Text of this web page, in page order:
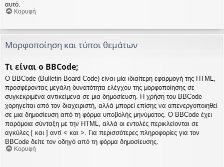
αυτό.
Κορυφή
Μορφοποίηση και τύποι θεμάτων
Τι είναι ο BBCode;
Ο BBCode (Bulletin Board Code) είναι μία ιδιαίτερη εφαρμογή της HTML,
προσφέροντας μεγάλη δυνατότητα ελέγχου της μορφοποίησης σε
συγκεκριμένα αντικείμενα σε μια δημοσίευση. Η χρήση του BBCode
χορηγείται από τον διαχειριστή, αλλά μπορεί επίσης να απενεργοποιηθεί
σε μια δημοσίευση από τη φόρμα υποβολής μηνύματος. Ο BBCode έχει
παρόμοια σύνταξη με την HTML, αλλά οι εντολές περικλείονται σε
αγκύλες [ και ] αντί < και >. Για περισσότερες πληροφορίες για τον
BBCode δείτε τον οδηγό από τη φόρμα δημοσίευσης.
Κορυφή